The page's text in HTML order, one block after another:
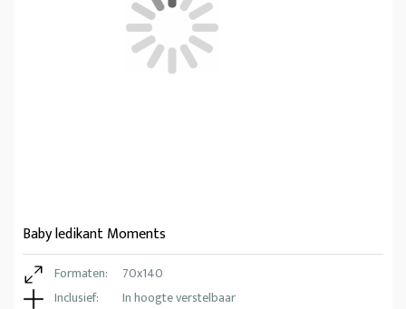
Baby ledikant Moments
Formaten:
70x140
Inclusief:
In hoogte verstelbaar